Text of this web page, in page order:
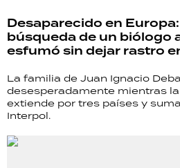
Desaparecido en
búsqueda de un biólogo
esfumó sin dejar rastro
La familia de Juan Ignacio
desesperadamente mientras
extiende por tres países y
Interpol.